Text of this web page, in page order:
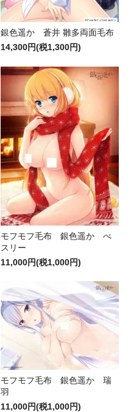
銀色遥か 蒼井 雛多両面毛布
14,300円(税1,300円)
モフモフ毛布 銀色遥か べ
スリー
11,000円(税1,000円)
モフモフ毛布 銀色遥か 瑞
羽
11,000円(税1,000円)